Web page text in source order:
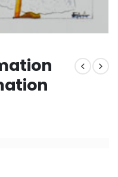
€130.00